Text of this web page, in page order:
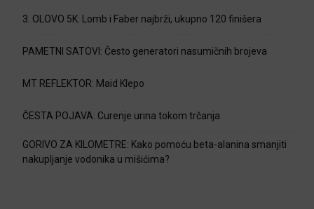
3. OLOVO 5K: Lomb i Faber najbrži, ukupno 120 finišera
PAMETNI SATOVI: Često generatori nasumičnih brojeva
MT REFLEKTOR: Maid Klepo
ČESTA POJAVA: Curenje urina tokom trčanja
GORIVO ZA KILOMETRE: Kako pomoću beta-alanina smanjiti
nakupljanje vodonika u mišićima?